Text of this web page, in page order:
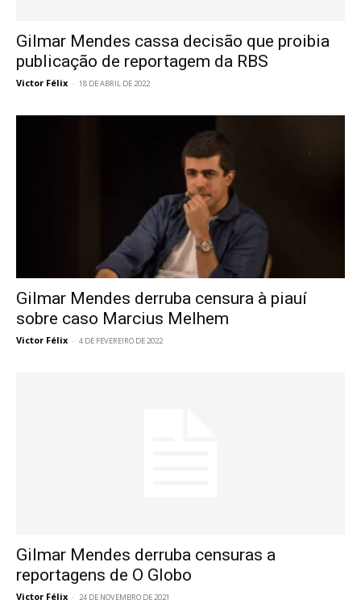
Gilmar Mendes cassa decisão que proibia
publicação de reportagem da RBS
Victor Félix - 18 DE ABRIL DE 2022
Gilmar Mendes derruba censura à piauí
sobre caso Marcius Melhem
Victor Félix - 4 DE FEVEREIRO DE 2022
Gilmar Mendes derruba censuras a
reportagens de O Globo
Victor Félix - 24 DE NOVEMBRO DE 2021